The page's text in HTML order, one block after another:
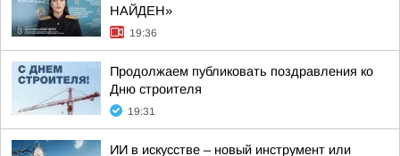
НАЙДЕН»
19:36
Продолжаем публиковать поздравления ко
Дню строителя
19:31
ИИ в искусстве – новый инструмент или